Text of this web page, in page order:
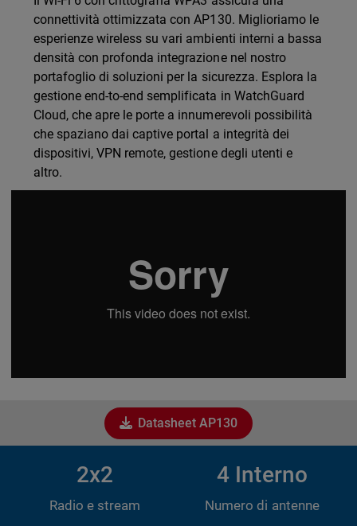
connettività ottimizzata con AP130. Miglioriamo le
esperienze wireless su vari ambienti interni a bassa
densità con profonda integrazione nel nostro
portafoglio di soluzioni per la sicurezza. Esplora la
gestione end-to-end semplificata in WatchGuard
Cloud, che apre le porte a innumerevoli possibilità
che spaziano dai captive portal a integrità dei
dispositivi, VPN remote, gestione degli utenti e
altro.
Datasheet AP130
2x2
Radio e stream
4 Interno
Numero di antenne